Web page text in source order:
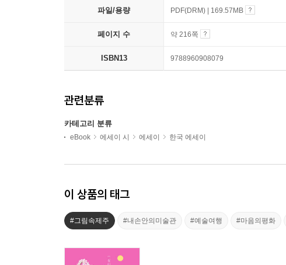
파일/용량 PDF(DRM) | 169.57MB
페이지 수 약 216쪽
ISBN13 9788960908079
관련분류
카테고리 분류
eBook 에세이 시 에세이 한국 에세이
이 상품의 태그
#그림속제주 #내손안의미술관 #예술여행 #마음의평화